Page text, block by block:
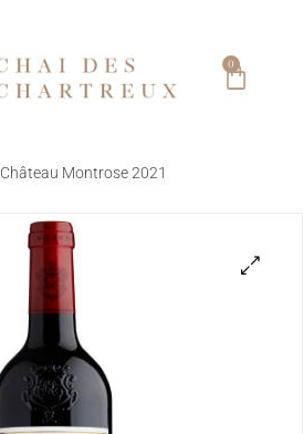
0
Château Montrose 2021